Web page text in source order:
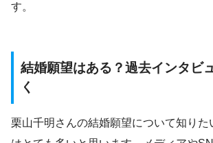
す。
結婚願望はある？過去インタビ
く
栗山千明さんの結婚願望について知りた